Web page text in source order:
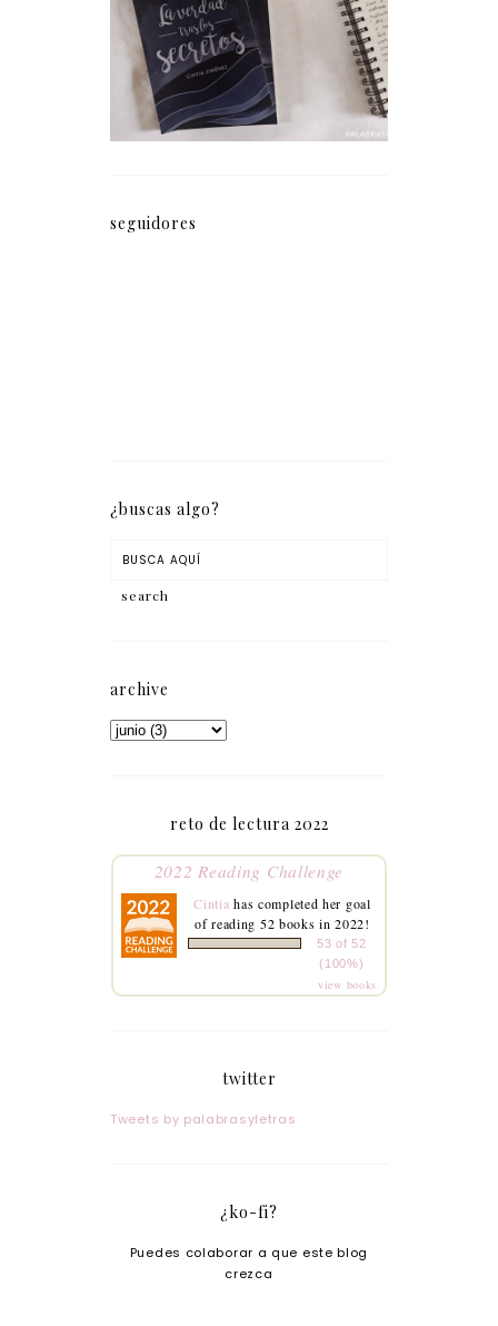
secretos (fragmento)
seguidores
¿buscas algo?
archive
reto de lectura 2022
2022 Reading Challenge
Cintia has completed her goal
of reading 52 books in 2022!
53 of 52
(100%)
view books
twitter
Tweets by palabrasyletras
¿ko-fi?
Puedes colaborar a que este blog
crezca